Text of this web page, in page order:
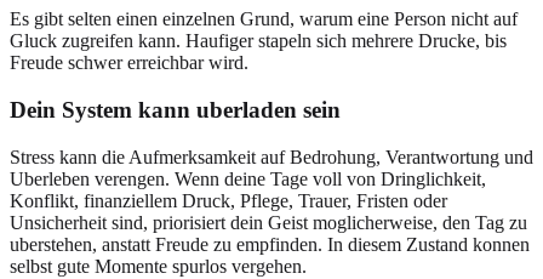
Es gibt selten einen einzelnen Grund, warum eine Person nicht auf
Gluck zugreifen kann. Haufiger stapeln sich mehrere Drucke, bis
Freude schwer erreichbar wird.
Dein System kann uberladen sein
Stress kann die Aufmerksamkeit auf Bedrohung, Verantwortung und
Uberleben verengen. Wenn deine Tage voll von Dringlichkeit,
Konflikt, finanziellem Druck, Pflege, Trauer, Fristen oder
Unsicherheit sind, priorisiert dein Geist moglicherweise, den Tag zu
uberstehen, anstatt Freude zu empfinden. In diesem Zustand konnen
selbst gute Momente spurlos vergehen.